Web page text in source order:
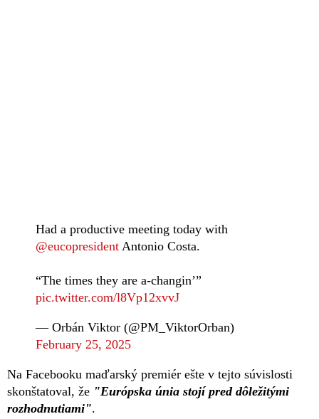
Had a productive meeting today with
@eucopresident Antonio Costa.
“The times they are a-changin’”
pic.twitter.com/l8Vp12xvvJ
— Orbán Viktor (@PM_ViktorOrban)
February 25, 2025
Na Facebooku maďarský premiér ešte v tejto súvislosti
skonštatoval, že "Európska únia stojí pred dôležitými
rozhodnutiami".